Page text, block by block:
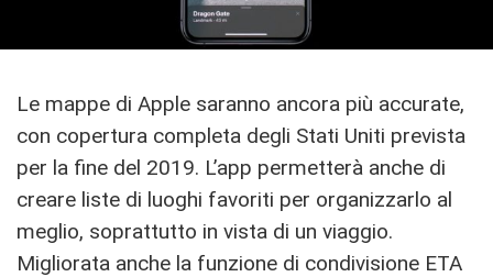
Le mappe di Apple saranno ancora più accurate,
con copertura completa degli Stati Uniti prevista
per la fine del 2019. L’app permetterà anche di
creare liste di luoghi favoriti per organizzarlo al
meglio, soprattutto in vista di un viaggio.
Migliorata anche la funzione di condivisione ETA